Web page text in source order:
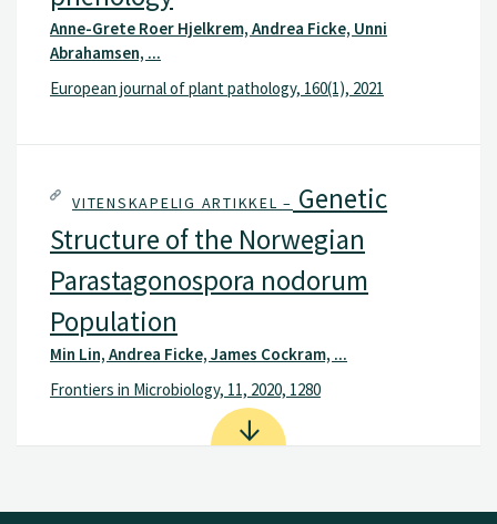
Anne-Grete Roer Hjelkrem, Andrea Ficke, Unni
Abrahamsen, ...
European journal of plant pathology, 160(1), 2021
VITENSKAPELIG ARTIKKEL – Genetic
Structure of the Norwegian
Parastagonospora nodorum
Population
Min Lin, Andrea Ficke, James Cockram, ...
Frontiers in Microbiology, 11, 2020, 1280